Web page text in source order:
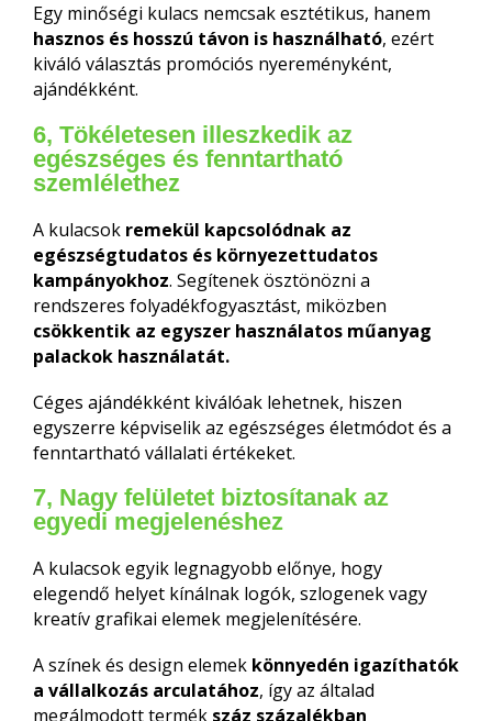
Egy minőségi kulacs nemcsak esztétikus, hanem
hasznos és hosszú távon is használható, ezért
kiváló választás promóciós nyereményként,
ajándékként.
6, Tökéletesen illeszkedik az
egészséges és fenntartható
szemlélethez
A kulacsok remekül kapcsolódnak az
egészségtudatos és környezettudatos
kampányokhoz. Segítenek ösztönözni a
rendszeres folyadékfogyasztást, miközben
csökkentik az egyszer használatos műanyag
palackok használatát.
Céges ajándékként kiválóak lehetnek, hiszen
egyszerre képviselik az egészséges életmódot és a
fenntartható vállalati értékeket.
7, Nagy felületet biztosítanak az
egyedi megjelenéshez
A kulacsok egyik legnagyobb előnye, hogy
elegendő helyet kínálnak logók, szlogenek vagy
kreatív grafikai elemek megjelenítésére.
A színek és design elemek könnyedén igazíthatók
a vállalkozás arculatához, így az általad
megálmodott termék száz százalékban